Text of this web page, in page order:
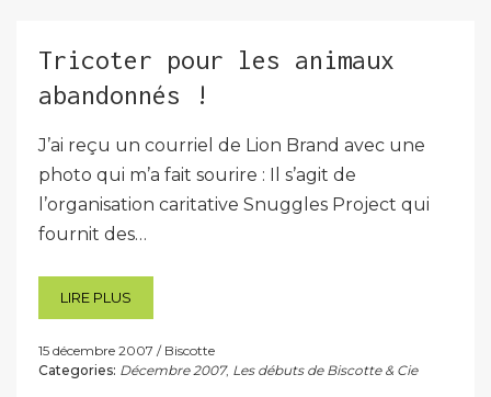
Tricoter pour les animaux
abandonnés !
J’ai reçu un courriel de Lion Brand avec une
photo qui m’a fait sourire : Il s’agit de
l’organisation caritative Snuggles Project qui
fournit des…
LIRE PLUS
15 décembre 2007
Biscotte
Categories: Décembre 2007, Les débuts de Biscotte & Cie